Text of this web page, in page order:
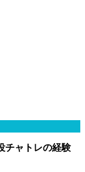
チャトレの経験